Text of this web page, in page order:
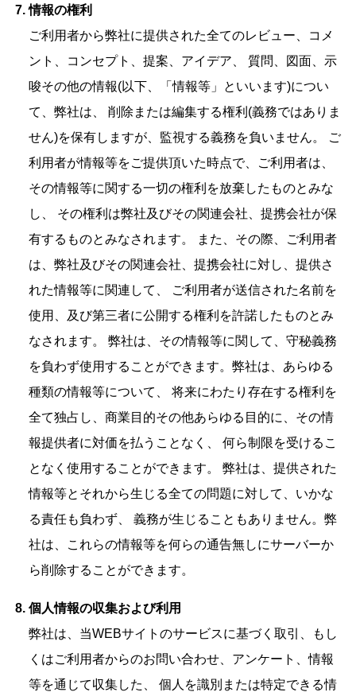
情報の権利
ご利用者から弊社に提供された全てのレビュー、コメ
ント、コンセプト、提案、アイデア、 質問、図面、示
唆その他の情報(以下、「情報等」といいます)につい
て、弊社は、 削除または編集する権利(義務ではありま
せん)を保有しますが、監視する義務を負いません。 ご
利用者が情報等をご提供頂いた時点で、ご利用者は、
その情報等に関する一切の権利を放棄したものとみな
し、 その権利は弊社及びその関連会社、提携会社が保
有するものとみなされます。 また、その際、ご利用者
は、弊社及びその関連会社、提携会社に対し、提供さ
れた情報等に関連して、 ご利用者が送信された名前を
使用、及び第三者に公開する権利を許諾したものとみ
なされます。 弊社は、その情報等に関して、守秘義務
を負わず使用することができます。弊社は、あらゆる
種類の情報等について、 将来にわたり存在する権利を
全て独占し、商業目的その他あらゆる目的に、その情
報提供者に対価を払うことなく、 何ら制限を受けるこ
となく使用することができます。 弊社は、提供された
情報等とそれから生じる全ての問題に対して、いかな
る責任も負わず、 義務が生じることもありません。弊
社は、これらの情報等を何らの通告無しにサーバーか
ら削除することができます。
個人情報の収集および利用
弊社は、当WEBサイトのサービスに基づく取引、もし
くはご利用者からのお問い合わせ、アンケート、情報
等を通じて収集した、 個人を識別または特定できる情